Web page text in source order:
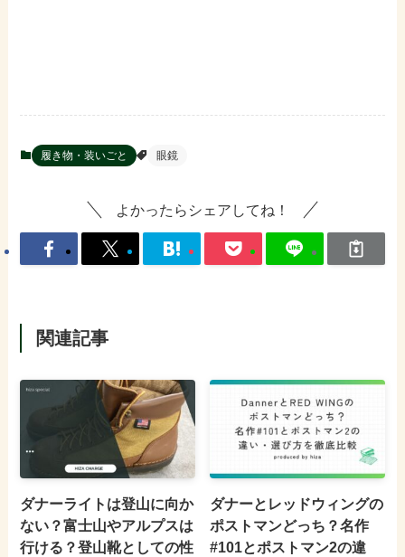
履き物・装いごと 眼鏡
よかったらシェアしてね！
関連記事
ダナーライトは登山に向か
ない？富士山やアルプスは
行ける？登山靴としての性
ダナーとレッドウィングの
ポストマンどっち？名作
#101とポストマン2の違